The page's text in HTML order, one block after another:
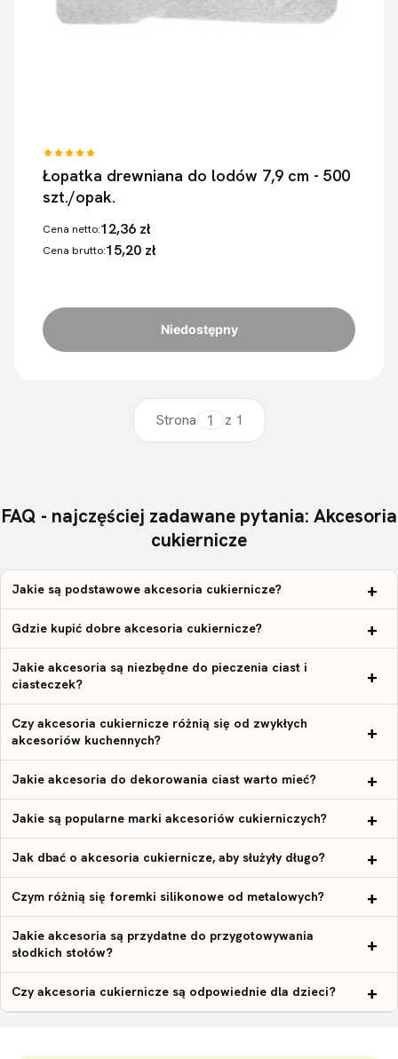
Łopatka drewniana do lodów 7,9 cm - 500
szt./opak.
Cena netto:12,36 zł
Cena brutto:15,20 zł
Niedostępny
Strona z 1
FAQ - najczęściej zadawane pytania: Akcesoria
cukiernicze
Jakie są podstawowe akcesoria cukiernicze?
Gdzie kupić dobre akcesoria cukiernicze?
Jakie akcesoria są niezbędne do pieczenia ciast i
ciasteczek?
Czy akcesoria cukiernicze różnią się od zwykłych
akcesoriów kuchennych?
Jakie akcesoria do dekorowania ciast warto mieć?
Jakie są popularne marki akcesoriów cukierniczych?
Jak dbać o akcesoria cukiernicze, aby służyły długo?
Czym różnią się foremki silikonowe od metalowych?
Jakie akcesoria są przydatne do przygotowywania
słodkich stołów?
Czy akcesoria cukiernicze są odpowiednie dla dzieci?